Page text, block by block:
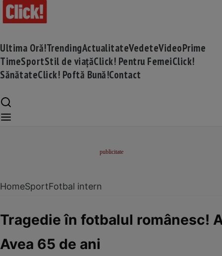
Ultima Oră!TrendingActualitateVedeteVideoPrime
TimeSportStil de viațăClick! Pentru FemeiClick!
SănătateClick! Poftă Bună!Contact
HomeSportFotbal intern
Tragedie în fotbalul românesc!
Avea 65 de ani